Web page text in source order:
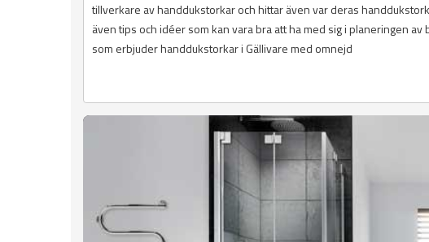
tillverkare av handdukstorkar och hittar även var deras
även tips och idéer som kan vara bra att ha med sig i planeringen
som erbjuder handdukstorkar i Gällivare med omnejd